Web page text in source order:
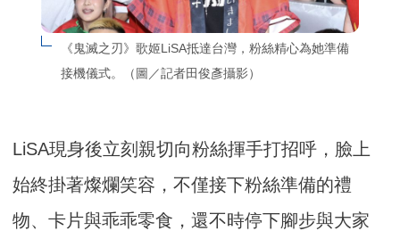
《鬼滅之刃》歌姬LiSA抵達台灣，粉絲精心為她準備
接機儀式。（圖／記者田俊彥攝影）
LiSA現身後立刻親切向粉絲揮手打招呼，臉上
始終掛著燦爛笑容，不僅接下粉絲準備的禮
物、卡片與乖乖零食，還不時停下腳步與大家